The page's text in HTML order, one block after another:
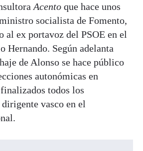
Acento que hace unos
socialista de Fomento,
al ex portavoz del PSOE en el
Hernando. Según adelanta
de Alonso se hace público
autonómicas en
todos los
vasco en el